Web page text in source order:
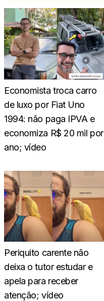
Economista troca carro
de luxo por Fiat Uno
1994: não paga IPVA e
economiza R$ 20 mil por
ano; vídeo
Periquito carente não
deixa o tutor estudar e
apela para receber
atenção; vídeo